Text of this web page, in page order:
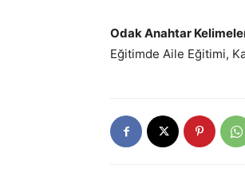
Odak Anahtar
Eğitimde Aile Eğitimi,